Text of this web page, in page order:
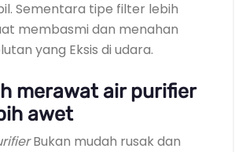
Sementara tipe filter lebih
membasmi dan menahan
yang Eksis di udara.
merawat air purifier
awet
Bukan mudah rusak dan